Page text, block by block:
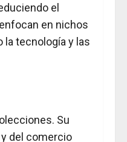
el
en nichos
tecnología y las
Su
del comercio